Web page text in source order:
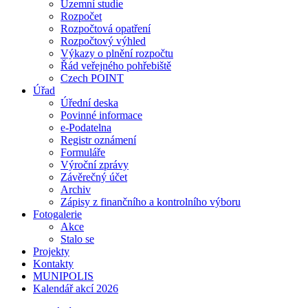
Územní studie
Rozpočet
Rozpočtová opatření
Rozpočtový výhled
Výkazy o plnění rozpočtu
Řád veřejného pohřebiště
Czech POINT
Úřad
Úřední deska
Povinné informace
e-Podatelna
Registr oznámení
Formuláře
Výroční zprávy
Závěrečný účet
Archiv
Zápisy z finančního a kontrolního výboru
Fotogalerie
Akce
Stalo se
Projekty
Kontakty
MUNIPOLIS
Kalendář akcí 2026